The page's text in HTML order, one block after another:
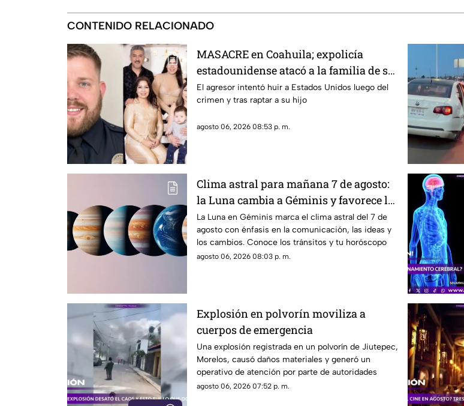
CONTENIDO RELACIONADO
MASACRE en Coahuila; expolicía
estadounidense atacó a la familia de su
expareja mexicana luego de que le
prohibieran acercarse a su hijo por
El agresor intentó huir a Estados Unidos luego del
crimen y tras raptar a su hijo
agosto 06, 2026 08:53 p. m.
Clima astral para mañana 7 de agosto:
la Luna cambia a Géminis y favorece la
comunicación
La Luna en Géminis marca el clima astral del 7 de
agosto con énfasis en la comunicación, las ideas y
los cambios. Conoce los tránsitos y tu horóscopo
agosto 06, 2026 08:03 p. m.
Explosión en polvorín moviliza a
cuerpos de emergencia
Una explosión registrada en un polvorín de Jiutepec,
Morelos, causó daños materiales y generó un
operativo de atención por parte de autoridades
agosto 06, 2026 07:52 p. m.